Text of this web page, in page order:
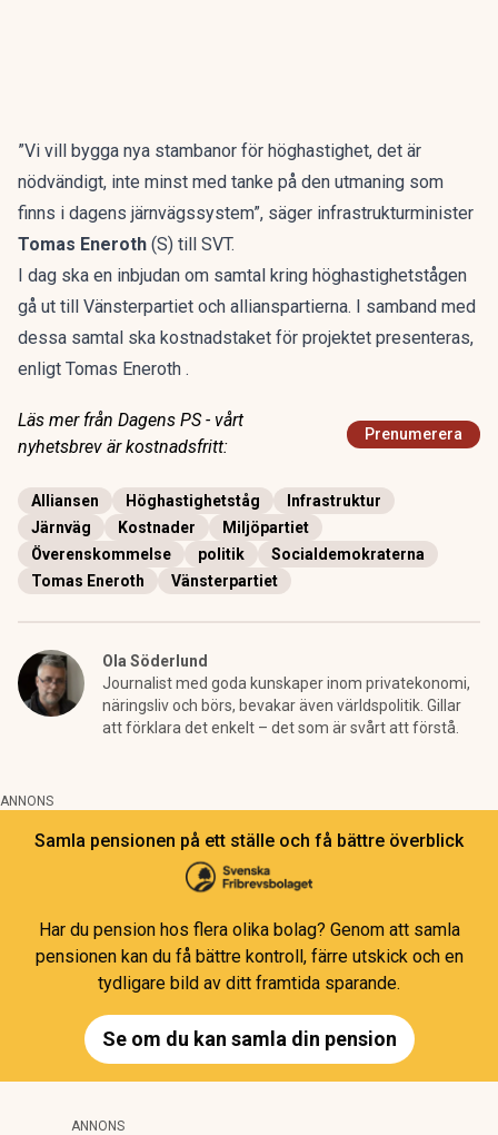
”Vi vill bygga nya stambanor för höghastighet, det är
nödvändigt, inte minst med tanke på den utmaning som
finns i dagens järnvägssystem”, säger infrastrukturminister
Tomas Eneroth (S) till SVT.
I dag ska en inbjudan om samtal kring höghastighetstågen
gå ut till Vänsterpartiet och allianspartierna. I samband med
dessa samtal ska kostnadstaket för projektet presenteras,
enligt Tomas Eneroth .
Läs mer från Dagens PS - vårt
nyhetsbrev är kostnadsfritt:
Prenumerera
Alliansen Höghastighetståg
Infrastruktur
Järnväg
Kostnader
Miljöpartiet
Överenskommelse
politik
Socialdemokraterna
Tomas Eneroth
Vänsterpartiet
Ola Söderlund
Journalist med goda kunskaper inom privatekonomi,
näringsliv och börs, bevakar även världspolitik. Gillar
att förklara det enkelt – det som är svårt att förstå.
ANNONS
Samla pensionen på ett ställe och få bättre överblick
Har du pension hos flera olika bolag? Genom att samla
pensionen kan du få bättre kontroll, färre utskick och en
tydligare bild av ditt framtida sparande.
Se om du kan samla din pension
ANNONS